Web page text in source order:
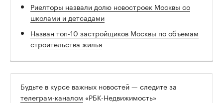
Риелторы назвали долю новостроек Москвы со
школами и детсадами
Назван топ-10 застройщиков Москвы по объемам
строительства жилья
Будьте в курсе важных новостей — следите за
телеграм-каналом «РБК-Недвижимость»